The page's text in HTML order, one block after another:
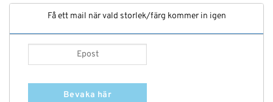
Få ett mail när vald storlek/färg kommer in igen
Bevaka här